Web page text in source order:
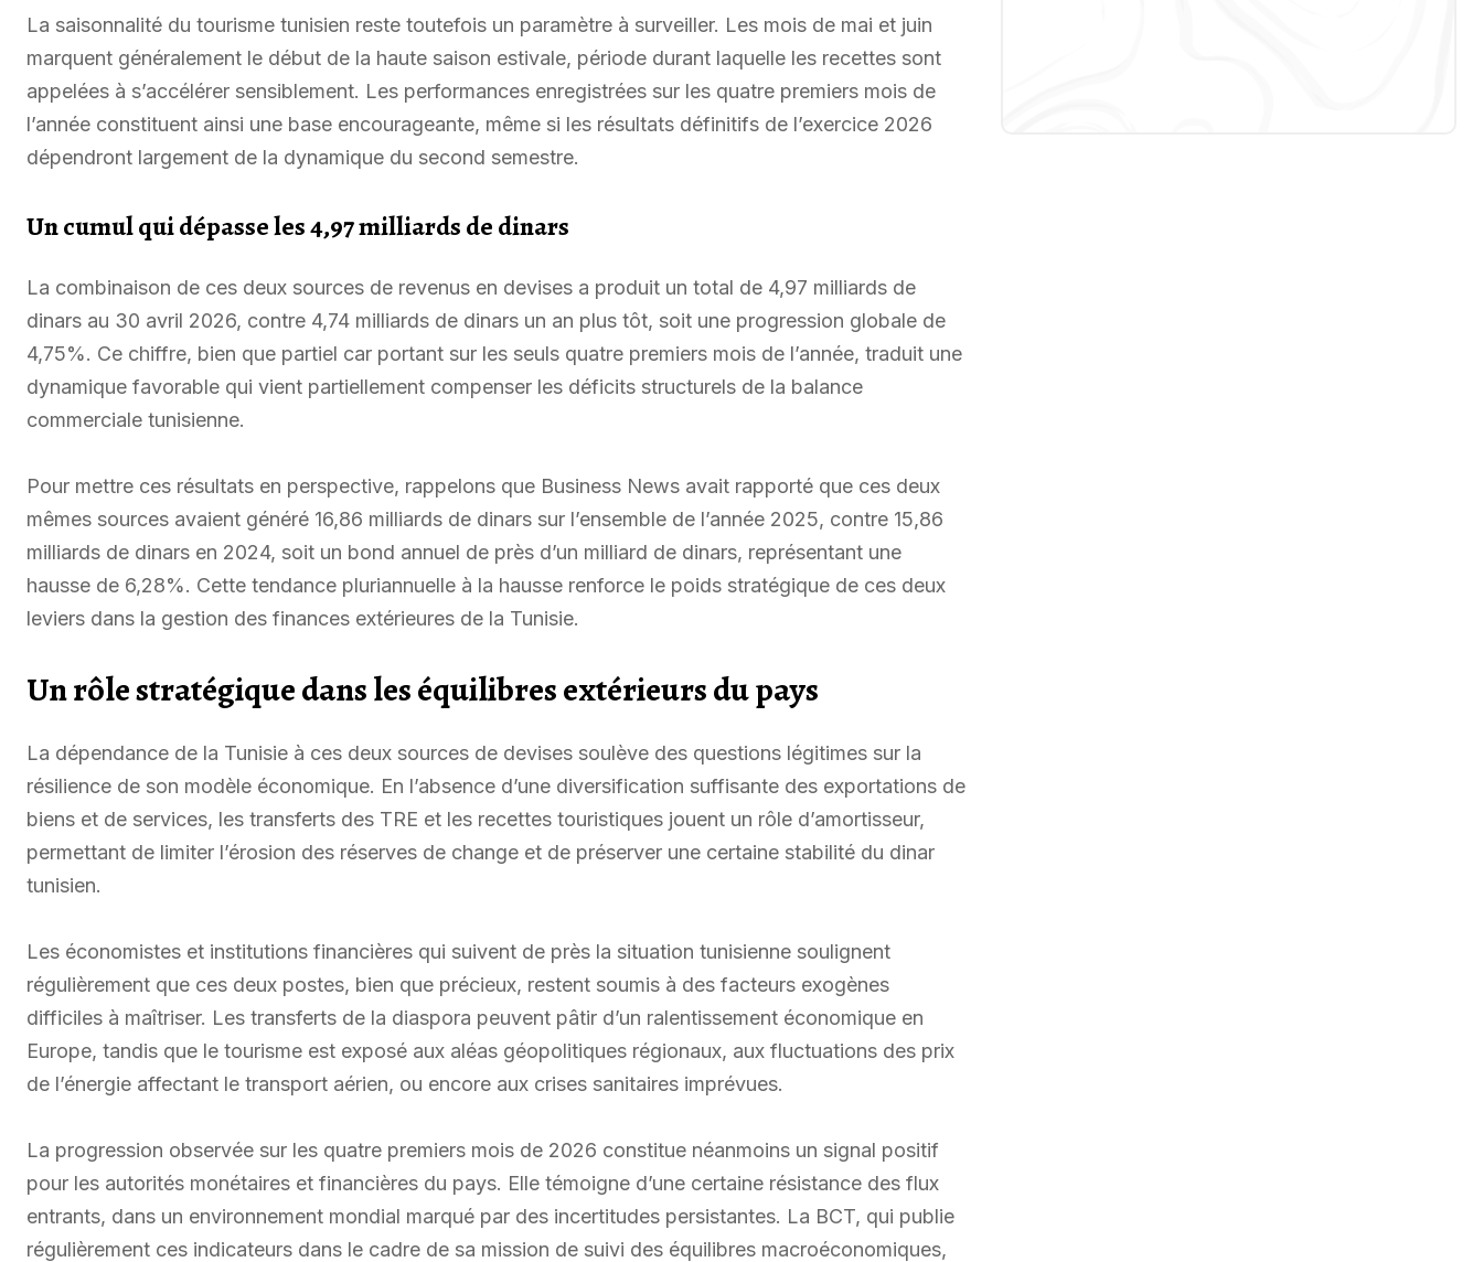
La saisonnalité du tourisme tunisien reste toutefois un paramètre à surveiller. Les mois de mai et juin
marquent généralement le début de la haute saison estivale, période durant laquelle les recettes sont
appelées à s’accélérer sensiblement. Les performances enregistrées sur les quatre premiers mois de
l’année constituent ainsi une base encourageante, même si les résultats définitifs de l’exercice 2026
dépendront largement de la dynamique du second semestre.
Un cumul qui dépasse les 4,97 milliards de dinars
La combinaison de ces deux sources de revenus en devises a produit un total de 4,97 milliards de
dinars au 30 avril 2026, contre 4,74 milliards de dinars un an plus tôt, soit une progression globale de
4,75%. Ce chiffre, bien que partiel car portant sur les seuls quatre premiers mois de l’année, traduit une
dynamique favorable qui vient partiellement compenser les déficits structurels de la balance
commerciale tunisienne.
Pour mettre ces résultats en perspective, rappelons que Business News avait rapporté que ces deux
mêmes sources avaient généré 16,86 milliards de dinars sur l’ensemble de l’année 2025, contre 15,86
milliards de dinars en 2024, soit un bond annuel de près d’un milliard de dinars, représentant une
hausse de 6,28%. Cette tendance pluriannuelle à la hausse renforce le poids stratégique de ces deux
leviers dans la gestion des finances extérieures de la Tunisie.
Un rôle stratégique dans les équilibres extérieurs du pays
La dépendance de la Tunisie à ces deux sources de devises soulève des questions légitimes sur la
résilience de son modèle économique. En l’absence d’une diversification suffisante des exportations de
biens et de services, les transferts des TRE et les recettes touristiques jouent un rôle d’amortisseur,
permettant de limiter l’érosion des réserves de change et de préserver une certaine stabilité du dinar
tunisien.
Les économistes et institutions financières qui suivent de près la situation tunisienne soulignent
régulièrement que ces deux postes, bien que précieux, restent soumis à des facteurs exogènes
difficiles à maîtriser. Les transferts de la diaspora peuvent pâtir d’un ralentissement économique en
Europe, tandis que le tourisme est exposé aux aléas géopolitiques régionaux, aux fluctuations des prix
de l’énergie affectant le transport aérien, ou encore aux crises sanitaires imprévues.
La progression observée sur les quatre premiers mois de 2026 constitue néanmoins un signal positif
pour les autorités monétaires et financières du pays. Elle témoigne d’une certaine résistance des flux
entrants, dans un environnement mondial marqué par des incertitudes persistantes. La BCT, qui publie
régulièrement ces indicateurs dans le cadre de sa mission de suivi des équilibres macroéconomiques,